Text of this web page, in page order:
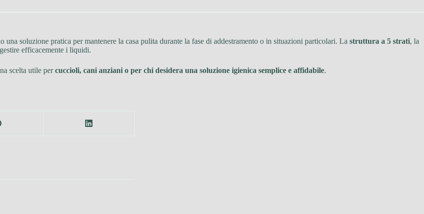
una soluzione pratica per mantenere la casa pulita durante la fase di addestramento o in situazioni particolari. La struttura a 5 strati, la
efficacemente i liquidi.
scelta utile percuccioli, cani anziani o per chi desidera una soluzione igienica semplice e affidabile.